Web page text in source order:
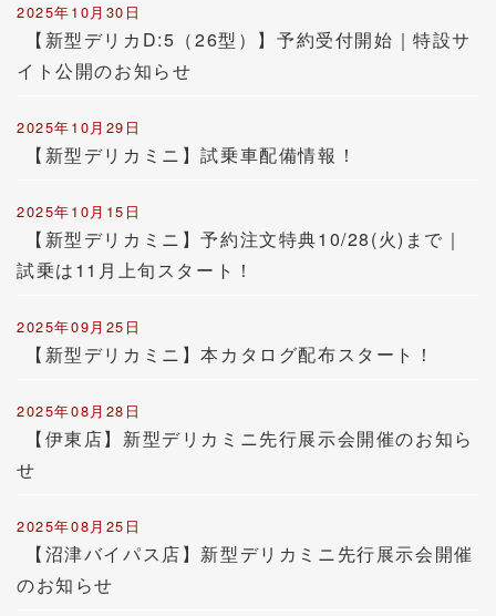
2025年10月30日
【新型デリカD:5（26型）】予約受付開始｜特設サ
イト公開のお知らせ
2025年10月29日
【新型デリカミニ】試乗車配備情報！
2025年10月15日
【新型デリカミニ】予約注文特典10/28(火)まで｜
試乗は11月上旬スタート！
2025年09月25日
【新型デリカミニ】本カタログ配布スタート！
2025年08月28日
【伊東店】新型デリカミニ先行展示会開催のお知ら
せ
2025年08月25日
【沼津バイパス店】新型デリカミニ先行展示会開催
のお知らせ